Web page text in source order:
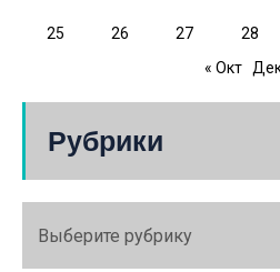
25 26 27 28
« Окт
Рубрики